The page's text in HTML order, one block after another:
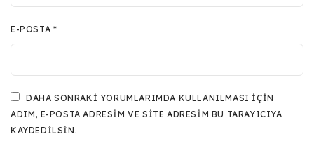
E-POSTA *
DAHA SONRAKI YORUMLARIMDA KULLANILMASI IÇIN
ADIM, E-POSTA ADRESIM VE SITE ADRESIM BU TARAYICIYA
KAYDEDILSIN.